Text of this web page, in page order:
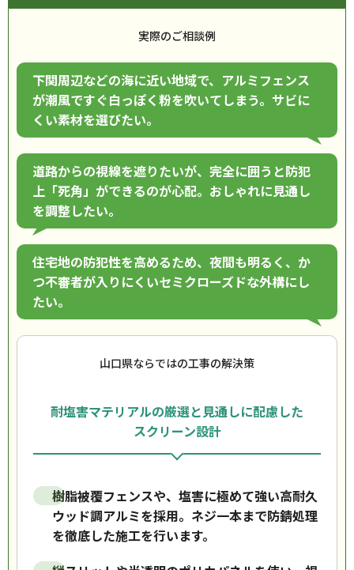
実際のご相談例
下関周辺などの海に近い地域で、アルミフェンス
が潮風ですぐ白っぽく粉を吹いてしまう。サビに
くい素材を選びたい。
道路からの視線を遮りたいが、完全に囲うと防犯
上「死角」ができるのが心配。おしゃれに見通し
を調整したい。
住宅地の防犯性を高めるため、夜間も明るく、か
つ不審者が入りにくいセミクローズドな外構にし
たい。
山口県ならではの工事の解決策
耐塩害マテリアルの厳選と見通しに配慮した
スクリーン設計
樹脂被覆フェンスや、塩害に極めて強い高耐久
ウッド調アルミを採用。ネジ一本まで防錆処理
を徹底した施工を行います。